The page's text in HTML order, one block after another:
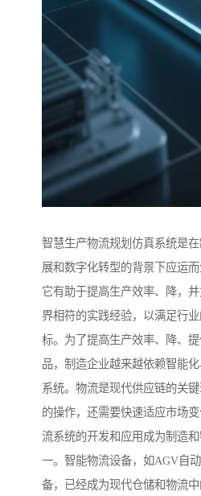
智慧生产物流规划仿真系统是
展和数字化转型的背景下应运而
它有助于提高生产效率、降，
界相符的实践经验，以满足行
标。为了提高生产效率、降、
品，制造企业越来越依赖智能
系统。物流是现代供应链的关
的操作，还需要快速适应市场
流系统的开发和应用成为制造
一。智能物流设备，如AGV自
备，已经成为现代仓储和物流